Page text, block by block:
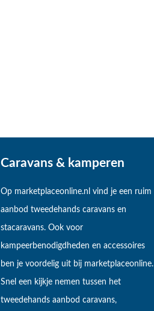
Caravans & kamperen
Op marketplaceonline.nl vind je een ruim
aanbod tweedehands caravans en
stacaravans. Ook voor
kampeerbenodigdheden en accessoires
ben je voordelig uit bij marketplaceonline.
Snel een kijkje nemen tussen het
tweedehands aanbod caravans,